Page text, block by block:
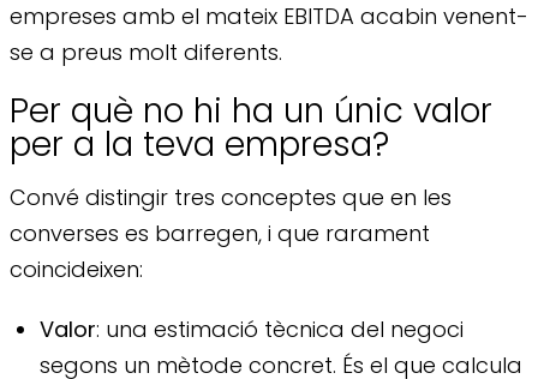
empreses amb el mateix EBITDA acabin venent-
se a preus molt diferents.
Per què no hi ha un únic valor
per a la teva empresa?
Convé distingir tres conceptes que en les
converses es barregen, i que rarament
coincideixen:
Valor: una estimació tècnica del negoci
segons un mètode concret. És el que calcula